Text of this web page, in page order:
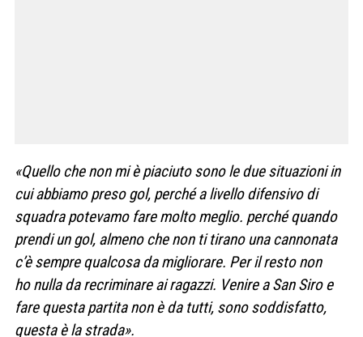
«Quello che non mi è piaciuto sono le due situazioni in
cui abbiamo preso gol, perché a livello difensivo di
squadra potevamo fare molto meglio. perché quando
prendi un gol, almeno che non ti tirano una cannonata
c’è sempre qualcosa da migliorare. Per il resto non
ho nulla da recriminare ai ragazzi. Venire a San Siro e
fare questa partita non è da tutti, sono soddisfatto,
questa è la strada».